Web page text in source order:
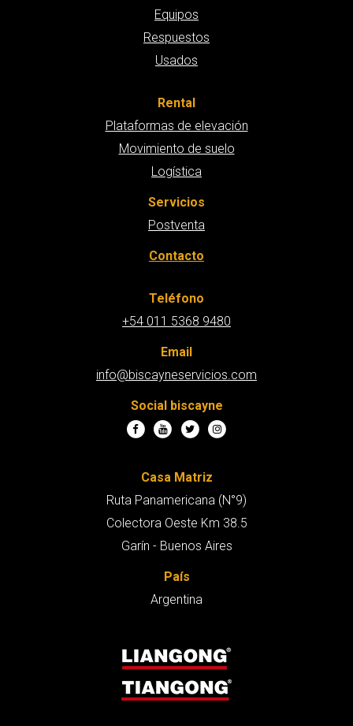
Equipos
Respuestos
Usados
Rental
Plataformas de elevación
Movimiento de suelo
Logística
Servicios
Postventa
Contacto
Teléfono
+54 011 5368 9480
Email
info@biscayneservicios.com
Social biscayne
Casa Matriz
Ruta Panamericana (N°9)
Colectora Oeste Km 38.5
Garín - Buenos Aires
País
Argentina